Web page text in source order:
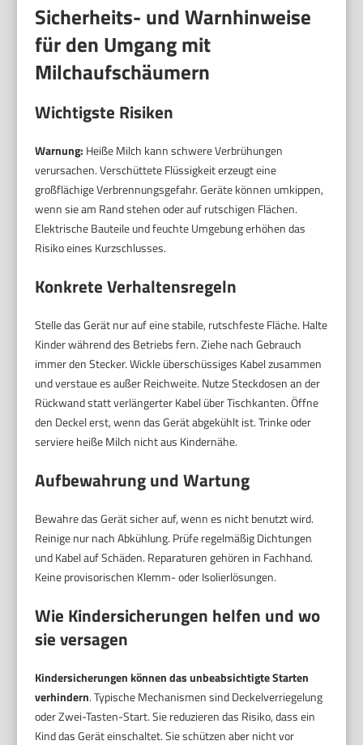
Sicherheits- und Warnhinweise
für den Umgang mit
Milchaufschäumern
Wichtigste Risiken
Warnung: Heiße Milch kann schwere Verbrühungen
verursachen. Verschüttete Flüssigkeit erzeugt eine
großflächige Verbrennungsgefahr. Geräte können umkippen,
wenn sie am Rand stehen oder auf rutschigen Flächen.
Elektrische Bauteile und feuchte Umgebung erhöhen das
Risiko eines Kurzschlusses.
Konkrete Verhaltensregeln
Stelle das Gerät nur auf eine stabile, rutschfeste Fläche. Halte
Kinder während des Betriebs fern. Ziehe nach Gebrauch
immer den Stecker. Wickle überschüssiges Kabel zusammen
und verstaue es außer Reichweite. Nutze Steckdosen an der
Rückwand statt verlängerter Kabel über Tischkanten. Öffne
den Deckel erst, wenn das Gerät abgekühlt ist. Trinke oder
serviere heiße Milch nicht aus Kindernähe.
Aufbewahrung und Wartung
Bewahre das Gerät sicher auf, wenn es nicht benutzt wird.
Reinige nur nach Abkühlung. Prüfe regelmäßig Dichtungen
und Kabel auf Schäden. Reparaturen gehören in Fachhand.
Keine provisorischen Klemm- oder Isolierlösungen.
Wie Kindersicherungen helfen und wo
sie versagen
Kindersicherungen können das unbeabsichtigte Starten
verhindern. Typische Mechanismen sind Deckelverriegelung
oder Zwei-Tasten-Start. Sie reduzieren das Risiko, dass ein
Kind das Gerät einschaltet. Sie schützen aber nicht vor